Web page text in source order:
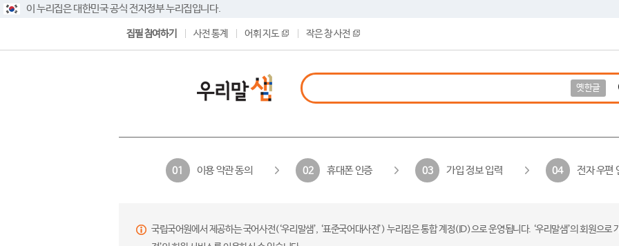
이 누리집은 대한민국 공식 전자정부 누리집입니다.
집필 참여하기 사전 통계 어휘 지도 작은 창 사전
옛한글
01 이용 약관 동의 02 휴대폰 인증 03 가입 정보 입력 04 전자 우편
국립국어원에서 제공하는 국어사전(‘우리말샘’, ‘표준국어대사전’) 누리집은 통합 계정(ID)으로 운영됩니다. ‘우리말샘’의 회원으